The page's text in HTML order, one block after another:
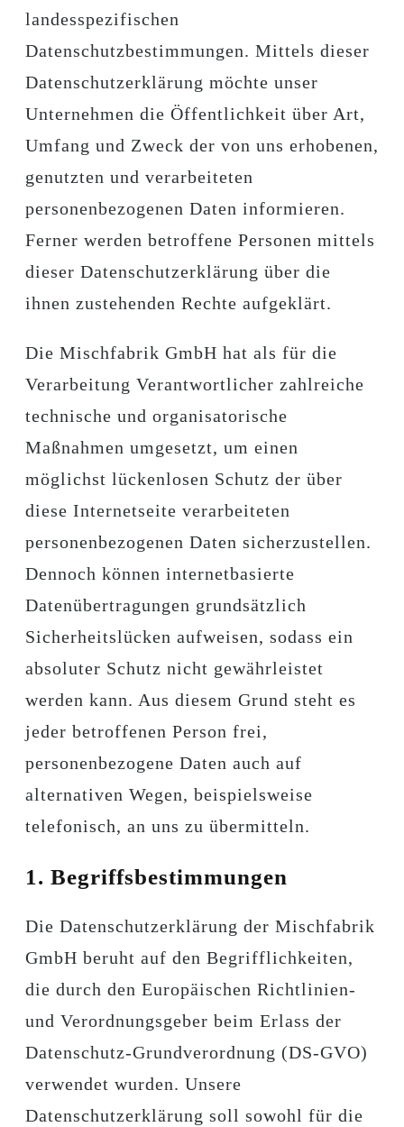
landesspezifischen
Datenschutzbestimmungen. Mittels dieser
Datenschutzerklärung möchte unser
Unternehmen die Öffentlichkeit über Art,
Umfang und Zweck der von uns erhobenen,
genutzten und verarbeiteten
personenbezogenen Daten informieren.
Ferner werden betroffene Personen mittels
dieser Datenschutzerklärung über die
ihnen zustehenden Rechte aufgeklärt.
Die Mischfabrik GmbH hat als für die
Verarbeitung Verantwortlicher zahlreiche
technische und organisatorische
Maßnahmen umgesetzt, um einen
möglichst lückenlosen Schutz der über
diese Internetseite verarbeiteten
personenbezogenen Daten sicherzustellen.
Dennoch können internetbasierte
Datenübertragungen grundsätzlich
Sicherheitslücken aufweisen, sodass ein
absoluter Schutz nicht gewährleistet
werden kann. Aus diesem Grund steht es
jeder betroffenen Person frei,
personenbezogene Daten auch auf
alternativen Wegen, beispielsweise
telefonisch, an uns zu übermitteln.
1. Begriffsbestimmungen
Die Datenschutzerklärung der Mischfabrik
GmbH beruht auf den Begrifflichkeiten,
die durch den Europäischen Richtlinien-
und Verordnungsgeber beim Erlass der
Datenschutz-Grundverordnung (DS-GVO)
verwendet wurden. Unsere
Datenschutzerklärung soll sowohl für die